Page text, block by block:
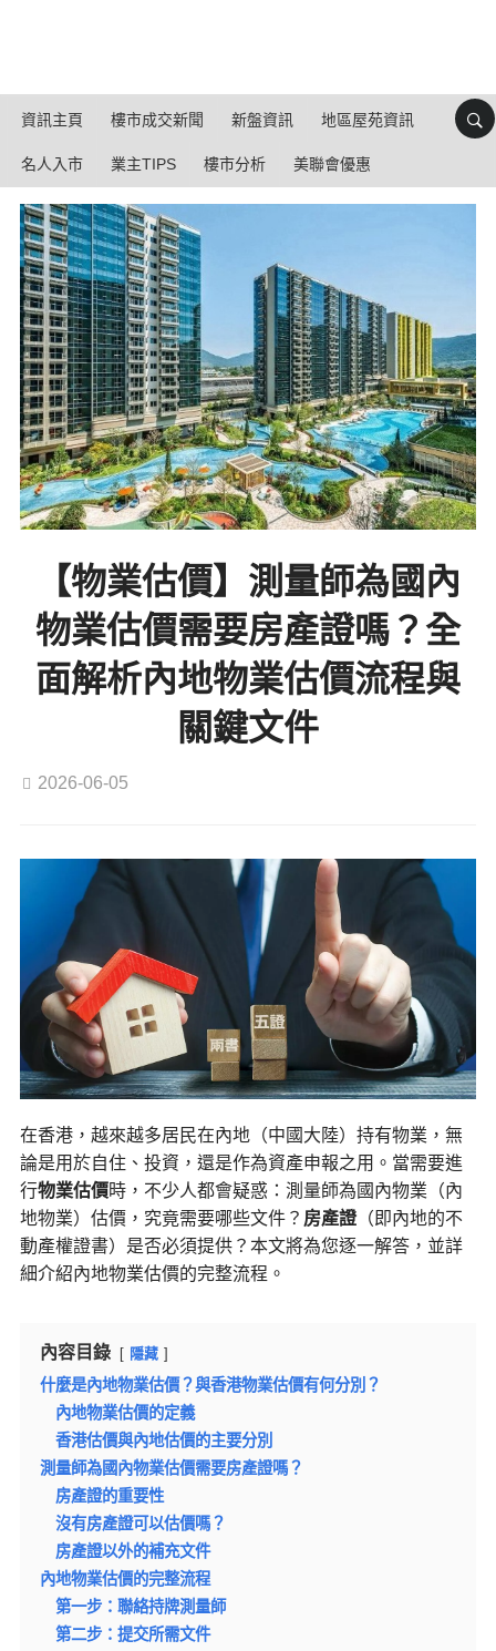
資訊主頁 樓市成交新聞 新盤資訊 地區屋苑資訊
名人入市 業主TIPS 樓市分析 美聯會優惠
【物業估價】測量師為國內
物業估價需要房產證嗎？全
面解析內地物業估價流程與
關鍵文件
2026-06-05
在香港，越來越多居民在內地（中國大陸）持有物業，無
論是用於自住、投資，還是作為資產申報之用。當需要進
行物業估價時，不少人都會疑惑：測量師為國內物業（內
地物業）估價，究竟需要哪些文件？ 房產證（即內地的不
動產權證書）是否必須提供？本文將為您逐一解答，並詳
細介紹內地物業估價的完整流程。
內容目錄 隱藏
什麼是內地物業估價？與香港物業估價有何分別？
內地物業估價的定義
香港估價與內地估價的主要分別
測量師為國內物業估價需要房產證嗎？
房產證的重要性
沒有房產證可以估價嗎？
房產證以外的補充文件
內地物業估價的完整流程
第一步：聯絡持牌測量師
第二步：提交所需文件